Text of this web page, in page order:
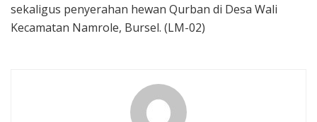
sekaligus penyerahan hewan Qurban di Desa Wali
Kecamatan Namrole, Bursel. (LM-02)